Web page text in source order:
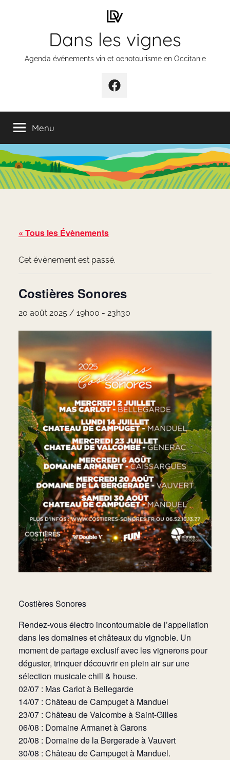
Dans les vignes
Agenda événements vin et oenotourisme en Occitanie
Élément
menu
Menu
« Tous les Évènements
Cet évènement est passé.
Costières Sonores
20 août 2025 / 19h00 - 23h30
Costières Sonores
Rendez-vous électro incontournable de l’appellation
dans les domaines et châteaux du vignoble. Un
moment de partage exclusif avec les vignerons pour
déguster, trinquer découvrir en plein air sur une
sélection musicale chill & house.
02/07 : Mas Carlot à Bellegarde
14/07 : Château de Campuget à Manduel
23/07 : Château de Valcombe à Saint-Gilles
06/08 : Domaine Armanet à Garons
20/08 : Domaine de la Bergerade à Vauvert
30/08 : Château de Campuget à Manduel.